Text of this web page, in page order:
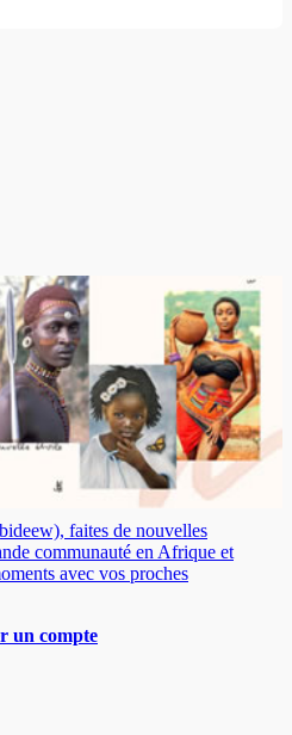
faites de nouvelles
communauté en Afrique et
avec vos proches
un compte